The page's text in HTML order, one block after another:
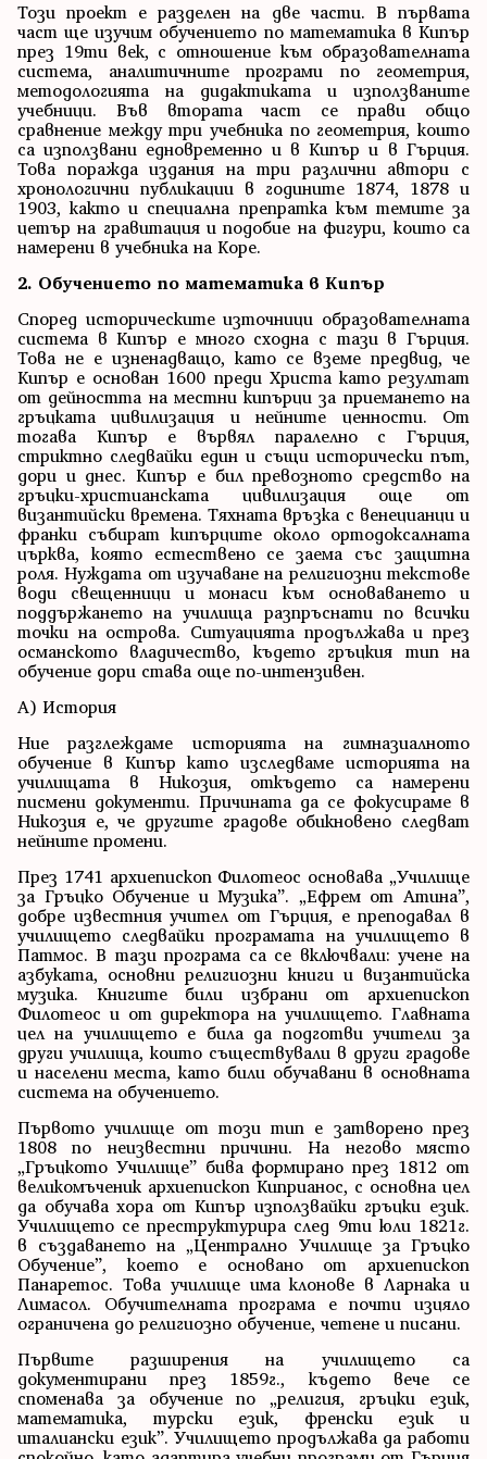
Този проект е разделен на две части. В първата
част ще изучим обучението по математика в Кипър
през 19ти век, с отношение към образователната
система, аналитичните програми по геометрия,
методологията на дидактиката и използваните
учебници. Във втората част се прави общо
сравнение между три учебника по геометрия, които
са използвани едновременно и в Кипър и в Гърция.
Това поражда издания на три различни автори с
хронологични публикации в годините 1874, 1878 и
1903, както и специална препратка към темите за
цетър на гравитация и подобие на фигури, които са
намерени в учебника на Коре.
2. Обучението по математика в Кипър
Според историческите източници образователната
система в Кипър е много сходна с тази в Гърция.
Това не е изненадващо, като се вземе предвид, че
Кипър е основан 1600 преди Христа като резултат
от дейността на местни кипърци за приемането на
гръцката цивилизация и нейните ценности. От
тогава Кипър е вървял паралелно с Гърция,
стриктно следвайки един и същи исторически път,
дори и днес. Кипър е бил превозното средство на
гръцки-христианската цивилизация още от
византийски времена. Тяхната връзка с венецианци и
франки събират кипърците около ортодоксалната
църква, която естествено се заема със защитна
роля. Нуждата от изучаване на религиозни текстове
води свещенници и монаси към основаването и
поддържането на училища разпръснати по всички
точки на острова. Ситуацията продължава и през
османското владичество, където гръцкия тип на
обучение дори става още по-интензивен.
А) История
Ние разглеждаме историята на гимназиалното
обучение в Кипър като изследваме историята на
училищата в Никозия, откъдето са намерени
писмени документи. Причината да се фокусираме в
Никозия е, че другите градове обикновено следват
нейните промени.
През 1741 архиепископ Филотеос основава „Училище
за Гръцко Обучение и Музика”. „Ефрем от Атина”,
добре известния учител от Гърция, е преподавал в
училището следвайки програмата на училището в
Патмос. В тази програма са се включвали: учене на
азбуката, основни религиозни книги и византийска
музика. Книгите били избрани от архиепископ
Филотеос и от директора на училището. Главната
цел на училището е била да подготви учители за
други училища, които съществували в други градове
и населени места, като били обучавани в основната
система на обучението.
Първото училище от този тип е затворено през
1808 по неизвестни причини. На негово място
„Гръцкото Училище” бива формирано през 1812 от
великомъченик архиепископ Киприанос, с основна цел
да обучава хора от Кипър използвайки гръцки език.
Училището се преструктурира след 9ти юли 1821г.
в създаването на „Централно Училище за Гръцко
Обучение”, което е основано от архиепископ
Панаретос. Това училище има клонове в Ларнака и
Лимасол. Обучителната програма е почти изцяло
ограничена до религиозно обучение, четене и писани.
Първите разширения на училището са
документирани през 1859г., където вече се
споменава за обучение по „религия, гръцки език,
математика, турски език, френски език и
италиански език”. Училището продължава да работи